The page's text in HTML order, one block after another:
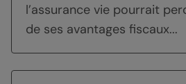
l’assurance vie pourrait
de ses avantages fiscaux...